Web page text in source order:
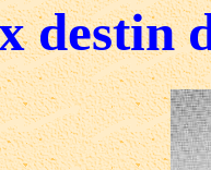
destin